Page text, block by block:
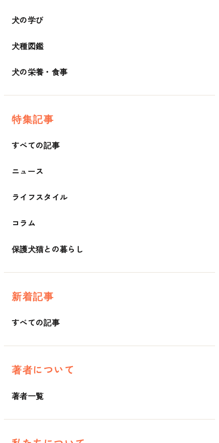
犬の学び
犬種図鑑
犬の栄養・食事
特集記事
すべての記事
ニュース
ライフスタイル
コラム
保護犬猫との暮らし
新着記事
すべての記事
著者について
著者一覧